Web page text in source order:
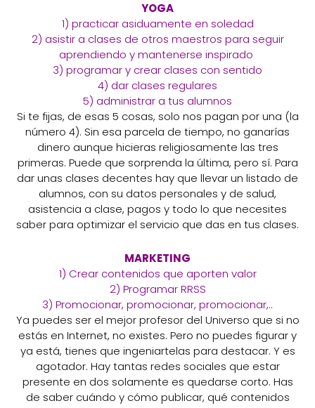
YOGA
1) practicar asiduamente en soledad
2) asistir a clases de otros maestros para seguir
aprendiendo y mantenerse inspirado
3) programar y crear clases con sentido
4) dar clases regulares
5) administrar a tus alumnos
Si te fijas, de esas 5 cosas, solo nos pagan por una (la
número 4). Sin esa parcela de tiempo, no ganarías
dinero aunque hicieras religiosamente las tres
primeras. Puede que sorprenda la última, pero sí. Para
dar unas clases decentes hay que llevar un listado de
alumnos, con su datos personales y de salud,
asistencia a clase, pagos y todo lo que necesites
saber para optimizar el servicio que das en tus clases.
MARKETING
1) Crear contenidos que aporten valor
2) Programar RRSS
3) Promocionar, promocionar, promocionar,..
Ya puedes ser el mejor profesor del Universo que si no
estás en Internet, no existes. Pero no puedes figurar y
ya está, tienes que ingeniartelas para destacar. Y es
agotador. Hay tantas redes sociales que estar
presente en dos solamente es quedarse corto. Has
de saber cuándo y cómo publicar, qué contenidos